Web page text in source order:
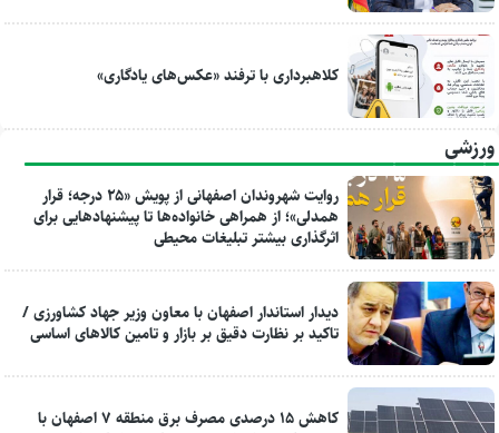
کلاهبرداری با ترفند «عکس‌های یادگاری»
ورزشی
روایت شهروندان اصفهانی از پویش «۲۵ درجه؛ قرار
همدلی»؛ از همراهی خانواده‌ها تا پیشنهادهایی برای
اثرگذاری بیشتر تبلیغات محیطی
دیدار استاندار اصفهان با معاون وزیر جهاد کشاورزی /
تاکید بر نظارت دقیق بر بازار و تامین کالاهای اساسی
کاهش ۱۵ درصدی مصرف برق منطقه ۷ اصفهان با